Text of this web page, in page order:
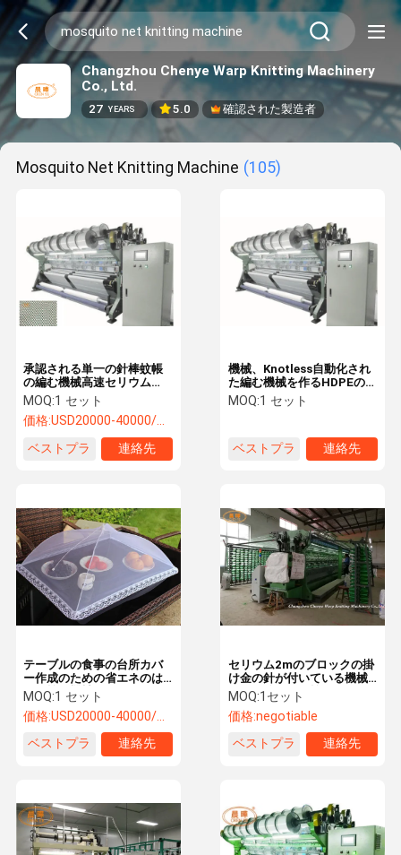
Changzhou Chenye Warp Knitting Machinery
Co., Ltd.
27 YEARS 5.0 確認された製造者
Mosquito Net Knitting Machine (105)
承認される単一の針棒蚊帳
の編む機械高速セリウム
TUV
MOQ:1 セット
価格:USD20000-40000/SET
ベストプラ
連絡先
機械、Knotless自動化され
た編む機械を作るHDPEの蚊
帳
MOQ:1 セット
ベストプラ
連絡先
テーブルの食事の台所カバ
ー作成のための省エネのは
えの蚊帳機械
MOQ:1 セット
価格:USD20000-40000/SET
ベストプラ
連絡先
セリウム2mのブロックの掛
け金の針が付いている機械
を作る編む布の蚊帳
MOQ:1セット
価格:negotiable
ベストプラ
連絡先